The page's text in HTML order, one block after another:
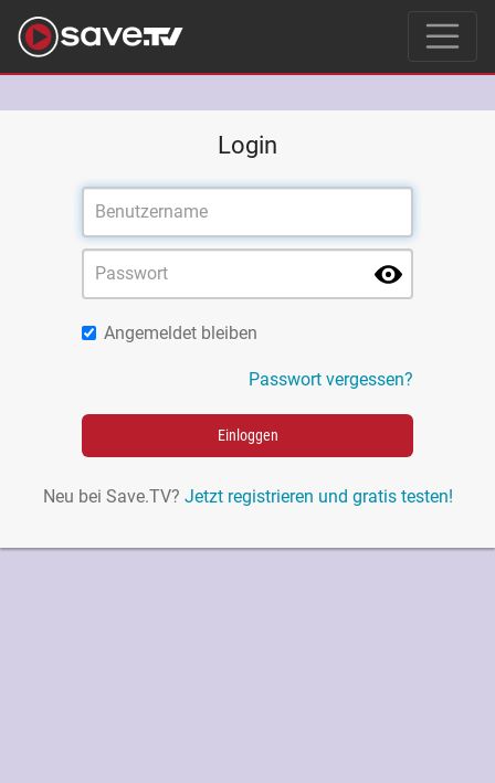
Login
Angemeldet bleiben
Passwort vergessen?
Einloggen
Neu bei Save.TV? Jetzt registrieren und gratis testen!